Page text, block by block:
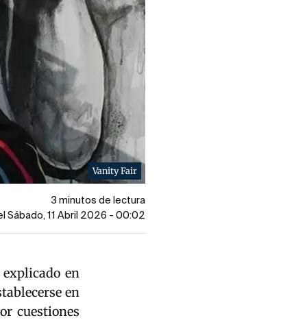
Vanity Fair
3 minutos de lectura
Sábado, 11 Abril 2026 - 00:02
en
en
cuestiones